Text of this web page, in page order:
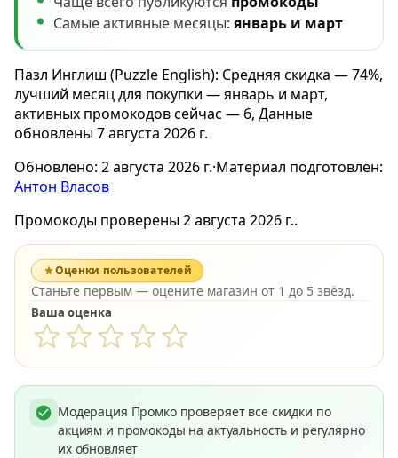
Самые активные месяцы: январь и март
Пазл Инглиш (Puzzle English): Средняя скидка — 74%,
лучший месяц для покупки — январь и март,
активных промокодов сейчас — 6, Данные
обновлены 7 августа 2026 г.
Обновлено: 2 августа 2026 г.·Материал подготовлен:
Антон Власов
Промокоды проверены 2 августа 2026 г..
Оценки пользователей
Станьте первым — оцените магазин от 1 до 5 звёзд.
Ваша оценка
Модерация Промко проверяет все скидки по
акциям и промокоды на актуальность и регулярно
их обновляет